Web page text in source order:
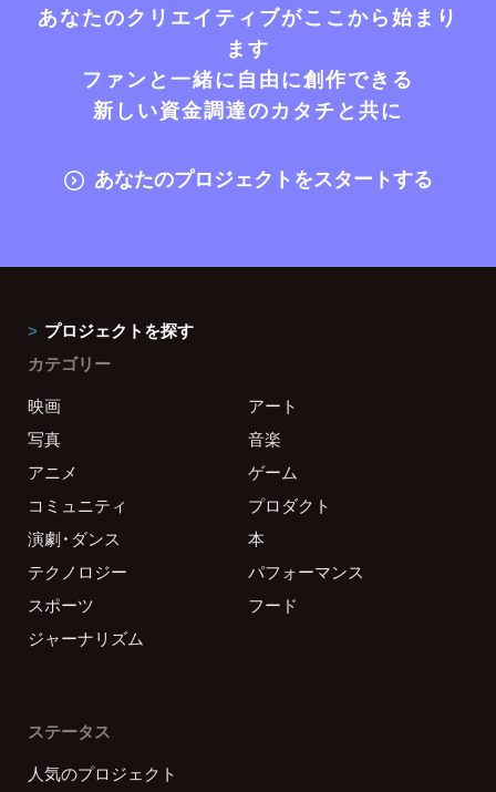
あなたのクリエイティブがここから始まり
ます
ファンと一緒に自由に創作できる
新しい資金調達のカタチと共に
あなたのプロジェクトをスタートする
プロジェクトを探す
カテゴリー
映画
アート
写真
音楽
アニメ
ゲーム
コミュニティ
プロダクト
演劇・ダンス
本
テクノロジー
パフォーマンス
スポーツ
フード
ジャーナリズム
ステータス
人気のプロジェクト